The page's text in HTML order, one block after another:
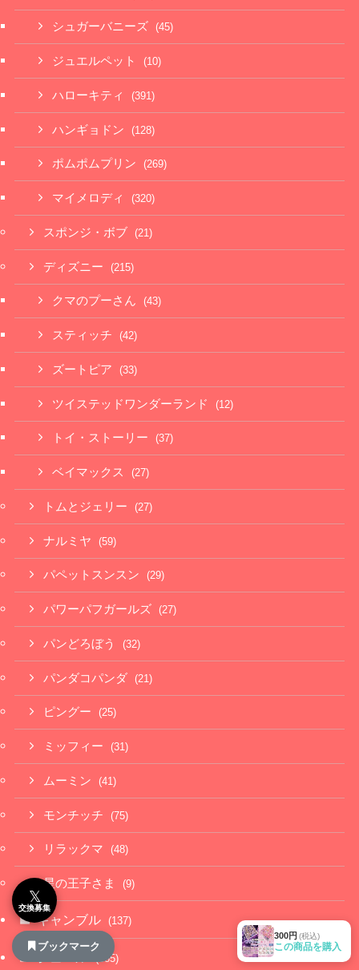
300円 (税込)
この商品を購入
シュガーバニーズ (45)
ジュエルペット (10)
ハローキティ (391)
ハンギョドン (128)
ポムポムプリン (269)
マイメロディ (320)
スポンジ・ボブ (21)
ディズニー (215)
クマのプーさん (43)
スティッチ (42)
ズートピア (33)
ツイステッドワンダーランド (12)
トイ・ストーリー (37)
ベイマックス (27)
トムとジェリー (27)
ナルミヤ (59)
パペットスンスン (29)
パワーパフガールズ (27)
パンどろぼう (32)
パンダコパンダ (21)
ピングー (25)
ミッフィー (31)
ムーミン (41)
モンチッチ (75)
リラックマ (48)
星の王子さま (9)
ギャンブル (137)
(385)
𝕏
交換募集
ブックマーク